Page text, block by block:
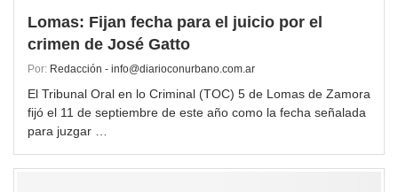
Lomas: Fijan fecha para el juicio por el
crimen de José Gatto
Por: Redacción - info@diarioconurbano.com.ar
El Tribunal Oral en lo Criminal (TOC) 5 de Lomas de Zamora
fijó el 11 de septiembre de este año como la fecha señalada
para juzgar …